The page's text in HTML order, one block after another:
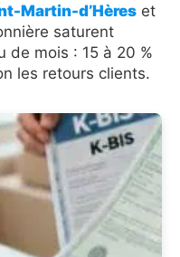
Martin-d’Hères et
saturent
de mois : 15 à 20 %
les retours clients.